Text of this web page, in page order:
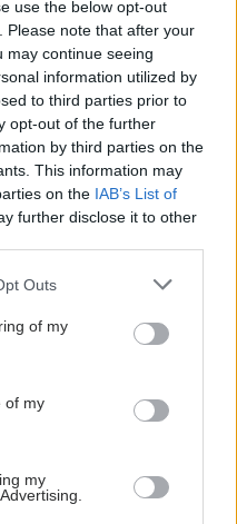
use the below opt-out
Please note that after your
may continue seeing
information utilized by
to third parties prior to
opt-out of the further
by third parties on the
This information may
on the IAB’s List of
further disclose it to other
uses one or more Google
You may click to
its third-party tags to
purposes in below Google
Outs
of my
of my
my